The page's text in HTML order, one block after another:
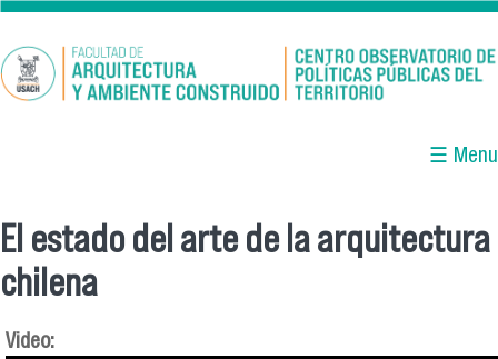
Pasar al contenido principal
☰ Menu
Se encuentra usted aquí
El estado del arte de la arquitectura
chilena
Video: